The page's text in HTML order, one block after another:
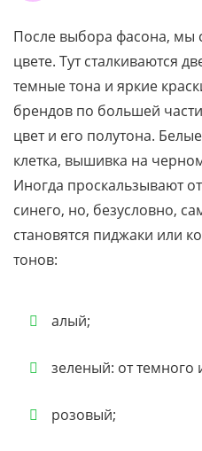
После выбора фасона, мы
цвете. Тут сталкиваются
темные тона и яркие
брендов по большей
цвет и его полутона.
клетка, вышивка на
Иногда проскальзывают
синего, но, безусловно,
становятся пиджаки или
тонов:
алый;
зеленый: от темного
розовый;